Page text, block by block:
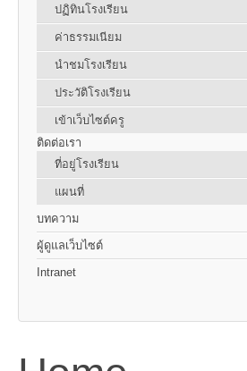
ปฏิทินโรงเรียน
ค่าธรรมเนียม
นำชมโรงเรียน
ประวัติโรงเรียน
เข้าเว็บไซต์ครู
ติดต่อเรา
ที่อยู่โรงเรียน
แผนที่
บทความ
ผู้ดูแลเว็บไซต์
Intranet